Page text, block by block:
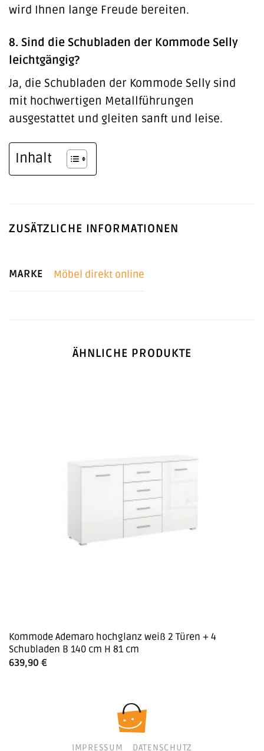
wird Ihnen lange Freude bereiten.
8. Sind die Schubladen der Kommode Selly
leichtgängig?
Ja, die Schubladen der Kommode Selly sind
mit hochwertigen Metallführungen
ausgestattet und gleiten sanft und leise.
Inhalt
ZUSÄTZLICHE INFORMATIONEN
MARKE Möbel direkt online
ÄHNLICHE PRODUKTE
Kommode Ademaro hochglanz weiß 2 Türen + 4
Schubladen B 140 cm H 81 cm
639,90 €
IMPRESSUM DATENSCHUTZ